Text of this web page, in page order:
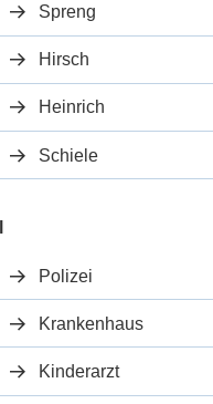
Spreng
Hirsch
Heinrich
Schiele
Polizei
Krankenhaus
Kinderarzt